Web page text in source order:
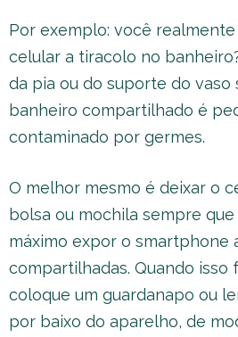
Por exemplo: você
celular a tiracolo no
da pia ou do suporte do vaso
banheiro compartilhado é
contaminado por germes.
O melhor mesmo é deixar o
bolsa ou mochila sempre
máximo expor o smartphone
compartilhadas. Quando isso
coloque um guardanapo ou
por baixo do aparelho, de